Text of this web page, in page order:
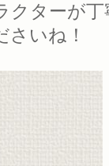
クターが
いね！